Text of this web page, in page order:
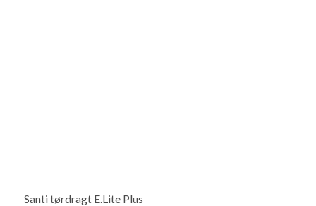
Santi tørdragt E.Lite Plus